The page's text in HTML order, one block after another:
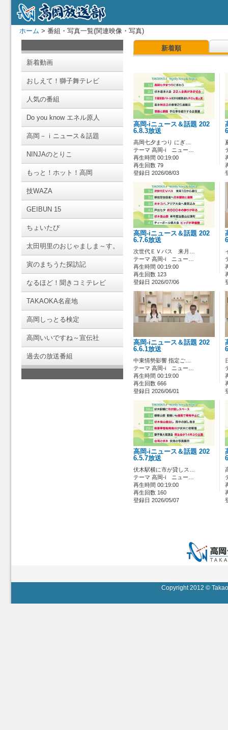
ホーム > 番組・写真一覧(関連映像・写真)
新着動画
おしえて！獅子舞テレビ
人気の番組
Do you know エネル原人
高岡－ｉニュース＆話題
NINJAのとりこ
もっと！ホット！高岡
技WAZA
GEIBUN 15
ちょいたび
太田明里のおじゃましま～す。
寅のまちうた探訪記
なるほど！聞きコミテレビ
TAKAOKA名産地
高岡しっとる検定
高岡いいですね～宣伝社
過去の放送番組
新着順
高岡-iニュース＆話題 202
6.8.3放送
高岡七夕まつり にぎ…
テーマ 高岡-i ニュー…
再生時間 00:19:00
再生回数 79
登録日 2026/08/03
高岡-iニュース＆話題 202
6.7.6放送
次世代ＥＶバス 来月…
テーマ 高岡-i ニュー…
再生時間 00:19:00
再生回数 123
登録日 2026/07/06
高岡-iニュース＆話題 202
6.6.1放送
中東情勢影響 指定ご…
テーマ 高岡-i ニュー…
再生時間 00:19:00
再生回数 666
登録日 2026/06/01
高岡-iニュース＆話題 202
6.5.7放送
伏木駅横に市が貸しス…
テーマ 高岡-i ニュー…
再生時間 00:19:00
再生回数 160
登録日 2026/05/07
Copyright 2012 ©